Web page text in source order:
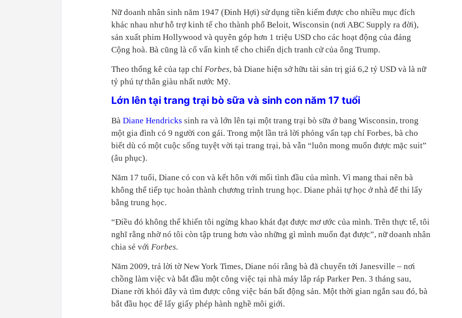
Nữ doanh nhân sinh năm 1947 (Đinh Hợi) sử dụng tiền kiếm được cho nhiều mục đích
khác nhau như hỗ trợ kinh tế cho thành phố Beloit, Wisconsin (nơi ABC Supply ra đời),
sản xuất phim Hollywood và quyên góp hơn 1 triệu USD cho các hoạt động của đảng
Cộng hoà. Bà cũng là cố vấn kinh tế cho chiến dịch tranh cử của ông Trump.
Theo thống kê của tạp chí Forbes, bà Diane hiện sở hữu tài sản trị giá 6,2 tỷ USD và là nữ
tỷ phú tự thân giàu nhất nước Mỹ.
Lớn lên tại trang trại bò sữa và sinh con năm 17 tuổi
Bà Diane Hendricks sinh ra và lớn lên tại một trang trại bò sữa ở bang Wisconsin, trong
một gia đình có 9 người con gái. Trong một lần trả lời phỏng vấn tạp chí Forbes, bà cho
biết dù có một cuộc sống tuyệt vời tại trang trại, bà vẫn “luôn mong muốn được mặc suit”
(âu phục).
Năm 17 tuổi, Diane có con và kết hôn với mối tình đầu của mình. Vì mang thai nên bà
không thể tiếp tục hoàn thành chương trình trung học. Diane phải tự học ở nhà để thi lấy
bằng trung học.
“Điều đó không thể khiến tôi ngừng khao khát đạt được mơ ước của mình. Trên thực tế, tôi
nghĩ rằng nhờ nó tôi còn tập trung hơn vào những gì mình muốn đạt được”, nữ doanh nhân
chia sẻ với Forbes.
Năm 2009, trả lời tờ New York Times, Diane nói rằng bà đã chuyển tới Janesville – nơi
chồng làm việc và bắt đầu một công việc tại nhà máy lắp ráp Parker Pen. 3 tháng sau,
Diane rời khỏi đây và tìm được công việc bán bất động sản. Một thời gian ngắn sau đó, bà
bắt đầu học để lấy giấy phép hành nghề môi giới.